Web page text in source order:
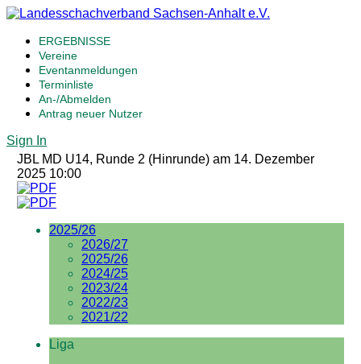
ERGEBNISSE
Vereine
Eventanmeldungen
Terminliste
An-/Abmelden
Antrag neuer Nutzer
Sign In
JBL MD U14, Runde 2 (Hinrunde) am 14. Dezember
2025 10:00
2025/26
2026/27
2025/26
2024/25
2023/24
2022/23
2021/22
Liga